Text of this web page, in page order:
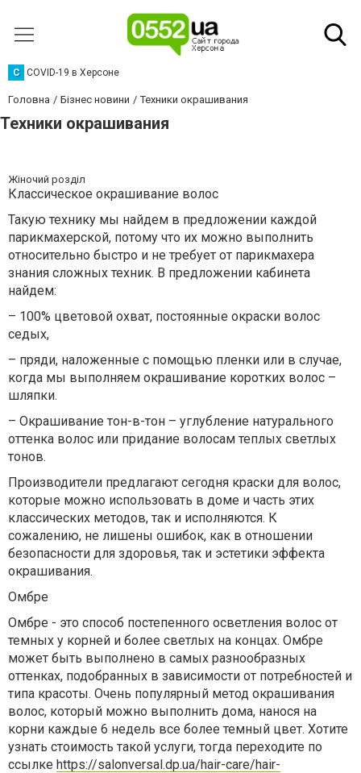
C COVID-19 в Херсоне
Головна Бізнес новини Техники окрашивания
Техники окрашивания
Жіночий розділ
Классическое окрашивание волос
Такую технику мы найдем в предложении каждой
парикмахерской, потому что их можно выполнить
относительно быстро и не требует от парикмахера
знания сложных техник. В предложении кабинета
найдем:
– 100% цветовой охват, постоянные окраски волос
седых,
– пряди, наложенные с помощью пленки или в случае,
когда мы выполняем окрашивание коротких волос –
шляпки.
– Окрашивание тон-в-тон – углубление натурального
оттенка волос или придание волосам теплых светлых
тонов.
Производители предлагают сегодня краски для волос,
которые можно использовать в доме и часть этих
классических методов, так и исполняются. К
сожалению, не лишены ошибок, как в отношении
безопасности для здоровья, так и эстетики эффекта
окрашивания.
Омбре
Омбре - это способ постепенного осветления волос от
темных у корней и более светлых на концах. Омбре
может быть выполнено в самых разнообразных
оттенках, подобранных в зависимости от потребностей и
типа красоты. Очень популярный метод окрашивания
волос, который можно выполнить дома, нанося на
корни каждые 6 недель все более темный цвет. Хотите
узнать стоимость такой услуги, тогда переходите по
ссылке https://salonversal.dp.ua/hair-care/hair-